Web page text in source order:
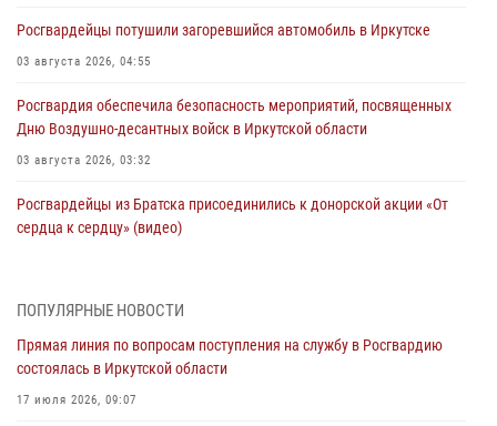
Росгвардейцы потушили загоревшийся автомобиль в Иркутске
03 августа 2026, 04:55
Росгвардия обеспечила безопасность мероприятий, посвященных
Дню Воздушно-десантных войск в Иркутской области
03 августа 2026, 03:32
Росгвардейцы из Братска присоединились к донорской акции «От
сердца к сердцу» (видео)
Сотрудники Росгвардии нашли и вернули родственникам
30 июля 2026, 07:37
Росгвардия передала на нужды СВО более 200 единиц оружия от
ПОПУЛЯРНЫЕ НОВОСТИ
Прямая линия по вопросам поступления на службу в Росгвардию
состоялась в Иркутской области
17 июля 2026, 09:07